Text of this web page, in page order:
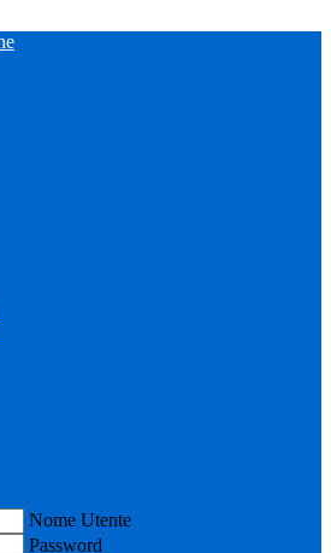
Nome Utente
Password